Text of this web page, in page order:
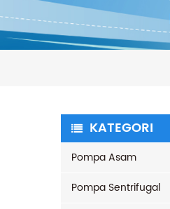
KATEGORI
Pompa Asam
Pompa Sentrifugal